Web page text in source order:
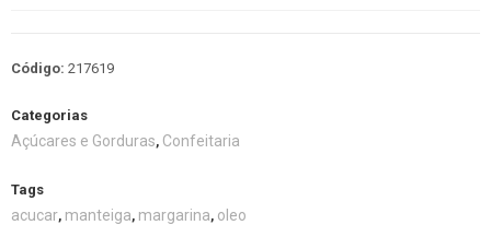
Código: 217619
Categorias
Açúcares e Gorduras, Confeitaria
Tags
acucar, manteiga, margarina, oleo